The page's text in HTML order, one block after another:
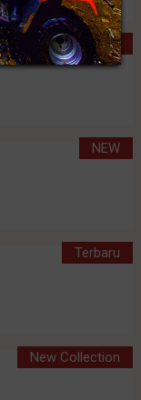
New Collection
NEW
Terbaru
New Collection